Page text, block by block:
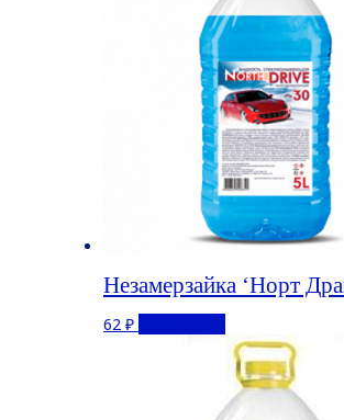
Незамерзайка ‘Норт
62 ₽